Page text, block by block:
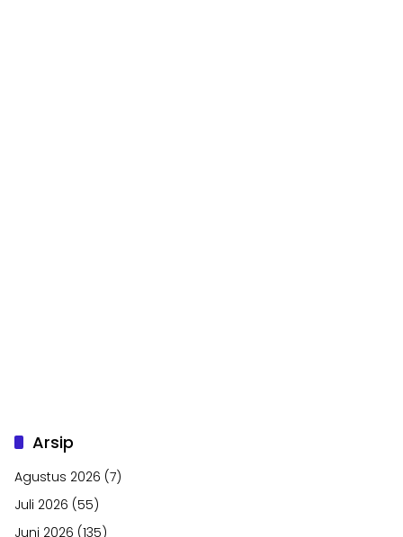
Arsip
Agustus 2026 (7)
Juli 2026 (55)
Juni 2026 (135)